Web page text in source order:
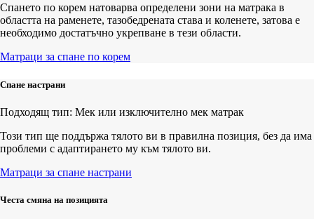
Спането по корем натоварва определени зони на матрака в
областта на раменете, тазобедрената става и коленете, затова е
необходимо достатъчно укрепване в тези области.
Матраци за спане по корем
Спане настрани
Подходящ тип: Мек или изключително мек матрак
Този тип ще поддържа тялото ви в правилна позиция, без да има
проблеми с адаптирането му към тялото ви.
Матраци за спане настрани
Честа смяна на позицията